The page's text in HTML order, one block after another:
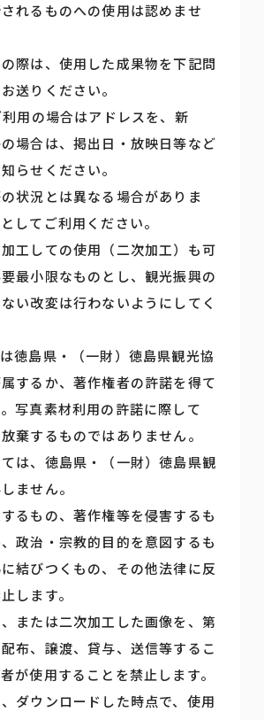
れるものへの使用は認めませ
際は、使用した成果物を下記問
送りください。
用の場合はアドレスを、新
場合は、掲出日・放映日等など
らせください。
状況とは異なる場合がありま
してご利用ください。
工しての使用（二次加工）も可
最小限なものとし、観光振興の
い改変は行わないようにしてく
徳島県・（一財）徳島県観光協
するか、著作権者の許諾を得て
写真素材利用の許諾に際して
棄するものではありません。
は、徳島県・（一財）徳島県観
ません。
るもの、著作権等を侵害するも
政治・宗教的目的を意図するも
結びつくもの、その他法律に反
します。
または二次加工した画像を、第
布、譲渡、貸与、送信等するこ
が使用することを禁止します。
ダウンロードした時点で、使用